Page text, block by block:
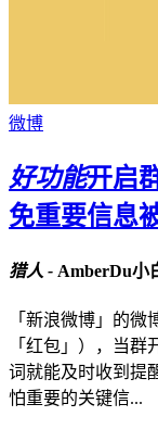
微博
好功能开启
免重要信息
猎人 - AmberDu小
「新浪微博」的
「红包」），当
词就能及时收到提
怕重要的关键信...